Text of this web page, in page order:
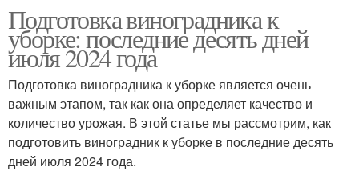
Подготовка виноградника к
уборке: последние десять дней
июля 2024 года
Подготовка виноградника к уборке является очень
важным этапом, так как она определяет качество и
количество урожая. В этой статье мы рассмотрим, как
подготовить виноградник к уборке в последние десять
дней июля 2024 года.